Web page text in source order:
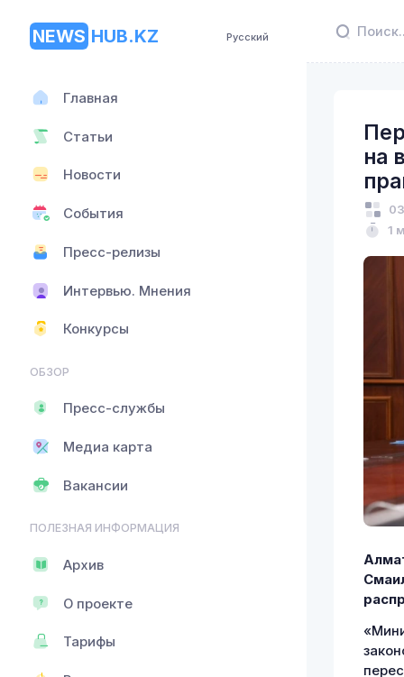
NEWS HUB.KZ Русский
Главная
Статьи
Новости
События
Пресс-релизы
Интервью. Мнения
Конкурсы
ОБЗОР
Пресс-службы
Медиа карта
Вакансии
ПОЛЕЗНАЯ ИНФОРМАЦИЯ
Архив
О проекте
Тарифы
на
1